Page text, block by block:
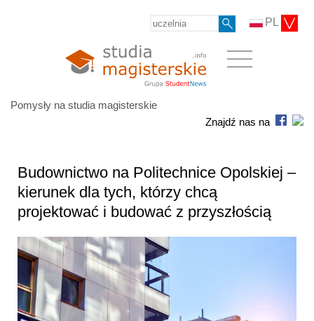
PL
Pomysły na studia magisterskie
Znajdź nas na
Budownictwo na Politechnice Opolskiej –
kierunek dla tych, którzy chcą
projektować i budować z przyszłością